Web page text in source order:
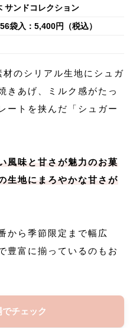
サンドコレクション
袋入：5,400円（税込）
のシリアル生地にシュガ
きあげ、ミルク感がたっ
ートを挟んだ「シュガー
風味と甘さが魅力のお菓
生地にまろやかな甘さが
から季節限定まで幅広
豊富に揃っているのもお
チェック